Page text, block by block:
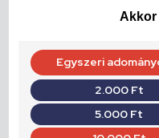
Akkor